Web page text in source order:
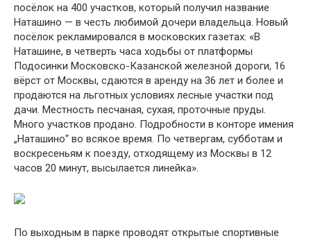
посёлок на 400 участков, который получил название
Наташино — в честь любимой дочери владельца. Новый
посёлок рекламировался в московских газетах: «В
Наташине, в четверть часа ходьбы от платформы
Подосинки Московско-Казанской железной дороги, 16
вёрст от Москвы, сдаются в аренду на 36 лет и более и
продаются на льготных условиях лесные участки под
дачи. Местность песчаная, сухая, проточные пруды.
Много участков продано. Подробности в конторе имения
„Наташино“ во всякое время. По четвергам, субботам и
воскресеньям к поезду, отходящему из Москвы в 12
часов 20 минут, высылается линейка».
По выходным в парке проводят открытые спортивные